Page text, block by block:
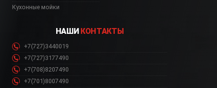
Кухонные мойки
НАШИ КОНТАКТЫ
+7(727)3440019
+7(727)3177490
+7(708)8207490
+7(701)8007490